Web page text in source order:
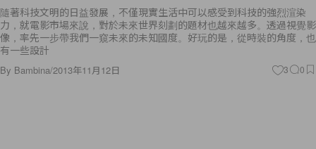
隨著科技文明的日益發展，不僅現實生活中可以感受到科技的強烈渲染
力，就電影市場來說，對於未來世界刻劃的題材也越來越多。透過視覺影
像，率先一步帶我們一窺未來的未知國度。好玩的是，從時裝的角度，也
有一些設計
By Bambina/2013年11月12日 3 0